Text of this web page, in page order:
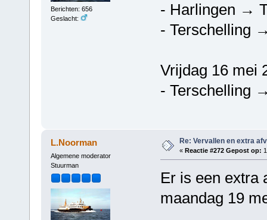
Berichten: 656
Geslacht:
- Harlingen →
- Terschelling
Vrijdag 16 mei
- Terschelling
L.Noorman
Algemene moderator
Stuurman
Re: Vervallen en extra
« Reactie #272 Gepost op:
Er is een extra
maandag 19